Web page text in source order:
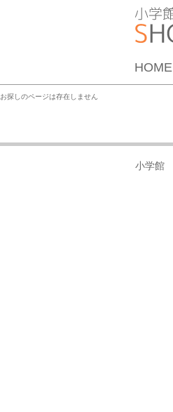
HOME
お探しのページは存在しません
小学館